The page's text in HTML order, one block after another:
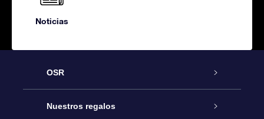
Noticias
OSR
Atención
Nuestros regalos